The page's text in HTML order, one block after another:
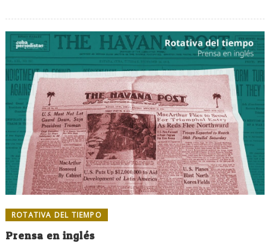
ROTATIVA DEL TIEMPO
Prensa en inglés